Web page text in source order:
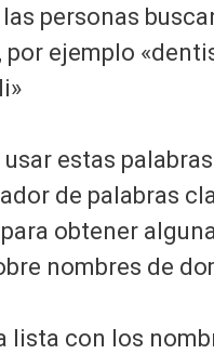
personas
por ejemplo
usar estas palabras
de palabras
obtener
nombres de
lista con los